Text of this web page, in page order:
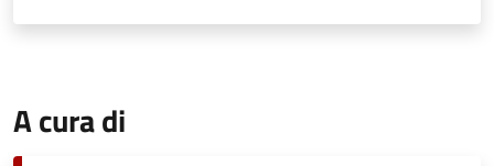
A cura di